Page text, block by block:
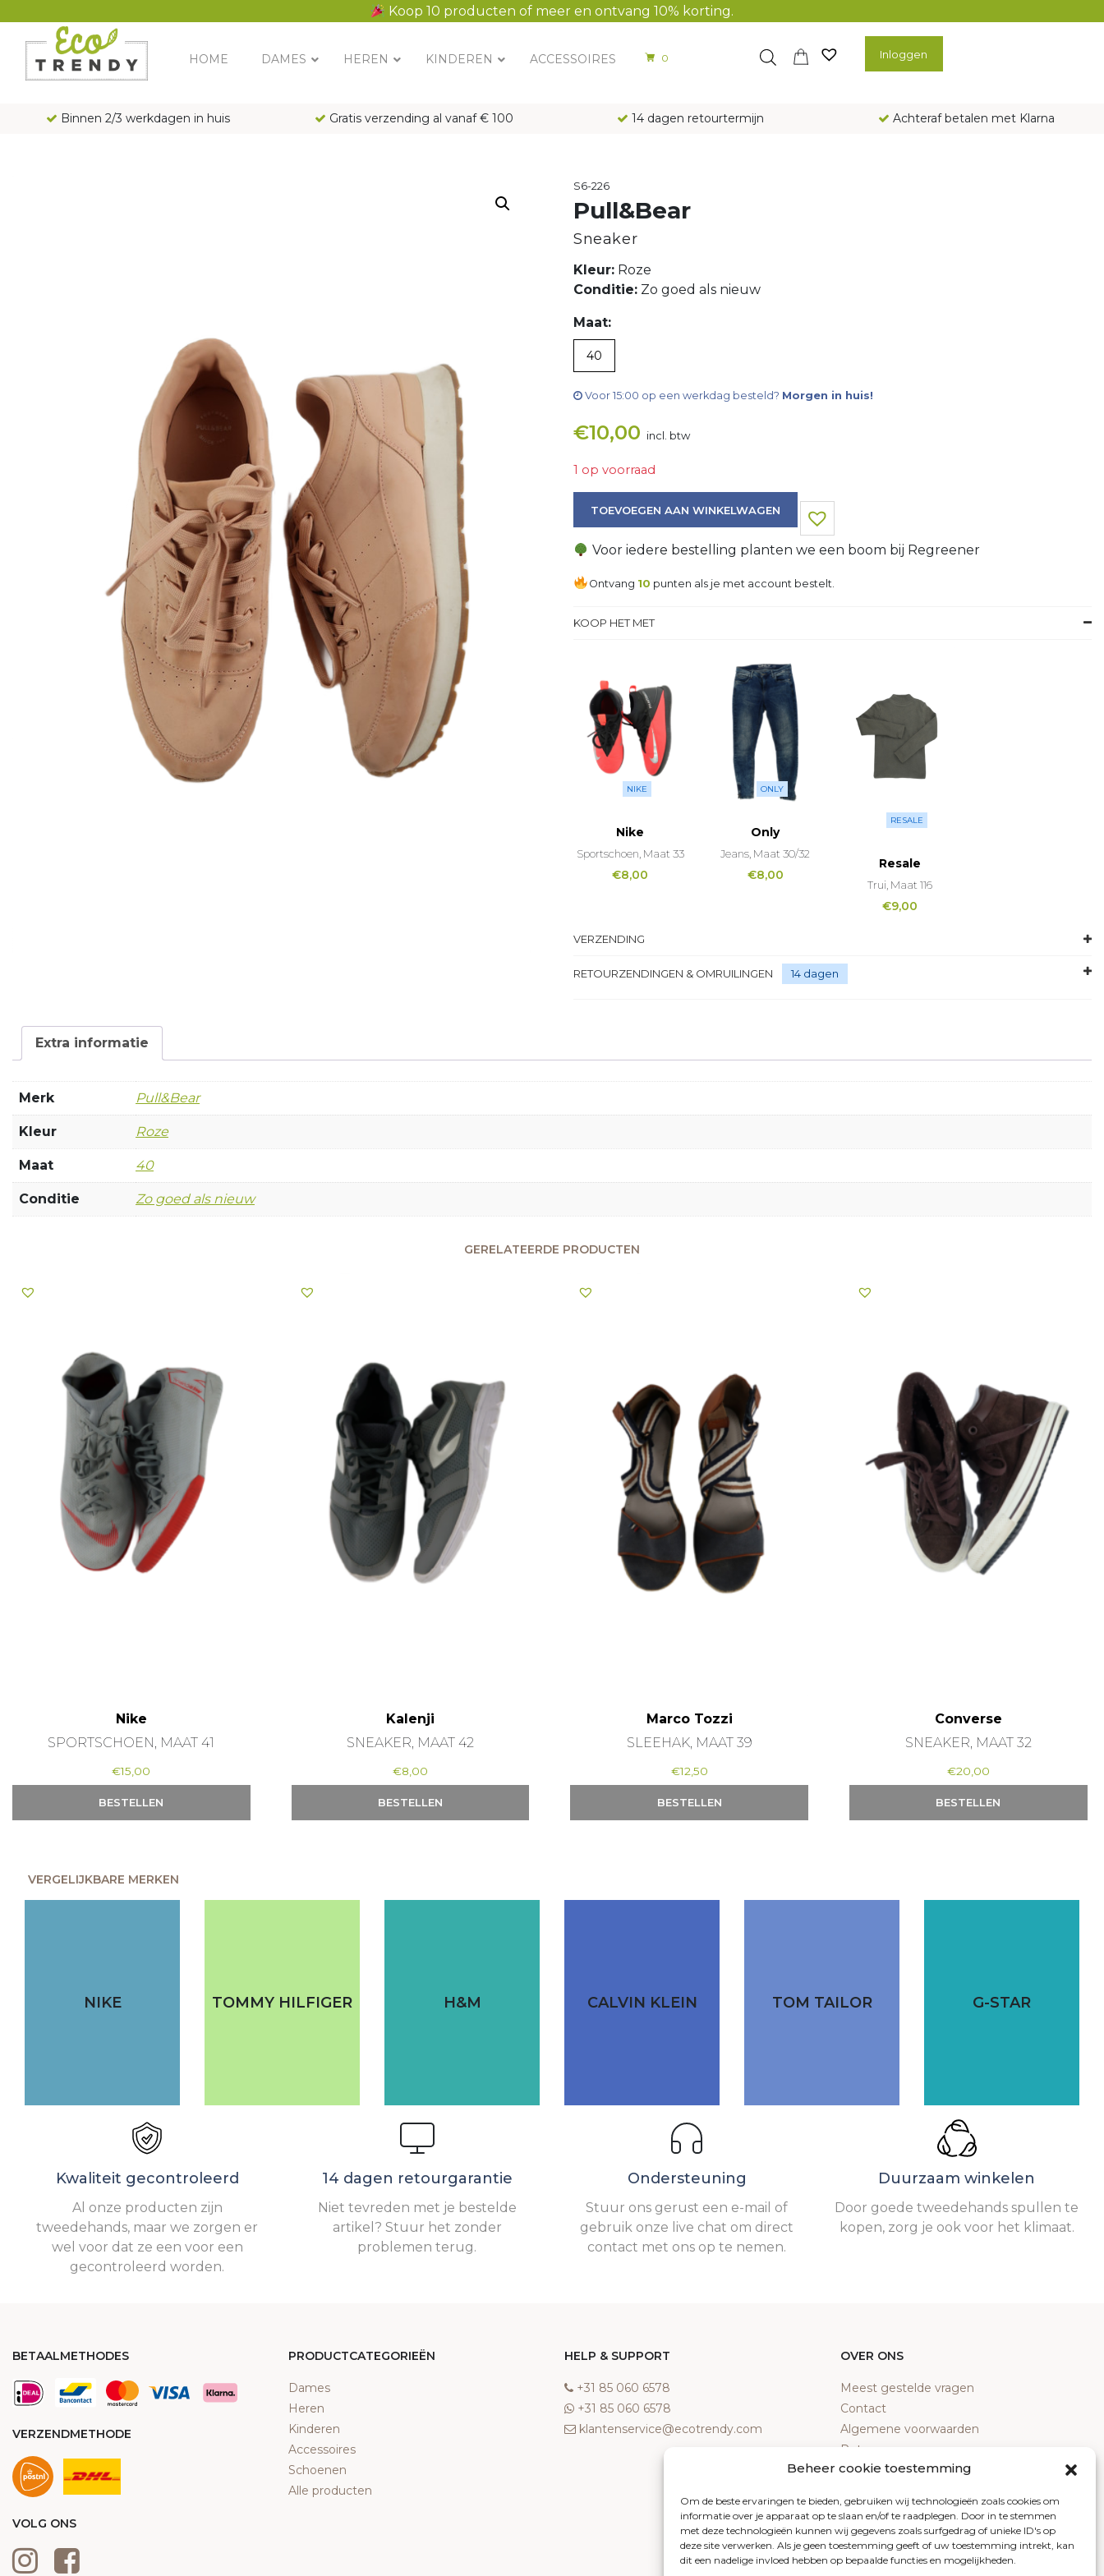
Koop 10 producten of meer en ontvang 10% korting.
Beheer cookie toestemming
Om de beste ervaringen te bieden, gebruiken wij technologieën zoals cookies om
informatie over je apparaat op te slaan en/of te raadplegen. Door in te stemmen
met deze technologieën kunnen wij gegevens zoals surfgedrag of unieke ID's op
deze site verwerken. Als je geen toestemming geeft of uw toestemming intrekt, kan
dit een nadelige invloed hebben op bepaalde functies en mogelijkheden.
Main Navigation
HOME DAMES HEREN KINDEREN ACCESSOIRES 0 Inloggen
Binnen 2/3 werkdagen in huis Gratis verzending al vanaf € 100 14 dagen retourtermijn Achteraf betalen met Klarna
S6-226
Pull&Bear
Sneaker
Kleur: Roze
Conditie: Zo goed als nieuw
Maat:
40
Voor 15:00 op een werkdag besteld? Morgen in huis!
€10,00 incl. btw
1 op voorraad
TOEVOEGEN AAN WINKELWAGEN
Voor iedere bestelling planten we een boom bij Regreener
Ontvang 10 punten als je met account bestelt.
KOOP HET MET
NIKE
Nike
Sportschoen, Maat 33
€8,00
ONLY
Only
Jeans, Maat 30/32
€8,00
RESALE
Resale
Trui, Maat 116
€9,00
VERZENDING
RETOURZENDINGEN & OMRUILINGEN 14 dagen
Extra informatie
Merk Pull&Bear
Kleur Roze
Maat 40
Conditie Zo goed als nieuw
GERELATEERDE PRODUCTEN
Nike
SPORTSCHOEN, MAAT 41
€15,00
BESTELLEN
Kalenji
SNEAKER, MAAT 42
€8,00
BESTELLEN
Marco Tozzi
SLEEHAK, MAAT 39
€12,50
BESTELLEN
Converse
SNEAKER, MAAT 32
€20,00
BESTELLEN
VERGELIJKBARE MERKEN
NIKE TOMMY HILFIGER H&M CALVIN KLEIN TOM TAILOR G-STAR
Kwaliteit gecontroleerd
Al onze producten zijn
tweedehands, maar we zorgen er
wel voor dat ze een voor een
gecontroleerd worden.
14 dagen retourgarantie
Niet tevreden met je bestelde
artikel? Stuur het zonder
problemen terug.
Ondersteuning
Stuur ons gerust een e-mail of
gebruik onze live chat om direct
contact met ons op te nemen.
Duurzaam winkelen
Door goede tweedehands spullen te
kopen, zorg je ook voor het klimaat.
BETAALMETHODES
VERZENDMETHODE
VOLG ONS
PRODUCTCATEGORIEËN
Dames
Heren
Kinderen
Accessoires
Schoenen
Alle producten
HELP & SUPPORT
‎+31 85 060 6578
‎+31 85 060 6578
klantenservice@ecotrendy.com
OVER ONS
Meest gestelde vragen
Contact
Algemene voorwaarden
Retourneren
Klachten
Cookiebeleid